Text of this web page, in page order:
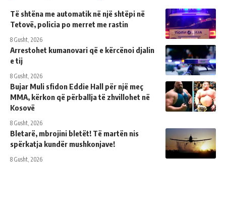
Të shtëna me automatik në një shtëpi në
Tetovë, policia po merret me rastin
8 Gusht, 2026
Arrestohet kumanovari që e kërcënoi djalin
e tij
8 Gusht, 2026
Bujar Muli sfidon Eddie Hall për një meç
MMA, kërkon që përballja të zhvillohet në
Kosovë
8 Gusht, 2026
Bletarë, mbrojini bletët! Të martën nis
spërkatja kundër mushkonjave!
8 Gusht, 2026